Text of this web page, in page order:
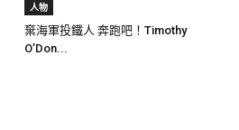
人物
棄海軍投鐵人 奔跑吧！Timothy
O’Don...